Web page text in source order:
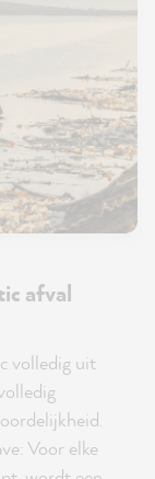
afval
volledig uit
Voor elke